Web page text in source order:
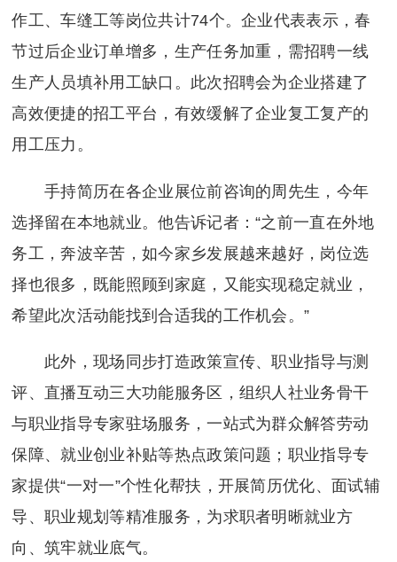
作工、车缝工等岗位共计74个。企业代表表示，春
节过后企业订单增多，生产任务加重，需招聘一线
生产人员填补用工缺口。此次招聘会为企业搭建了
高效便捷的招工平台，有效缓解了企业复工复产的
用工压力。
手持简历在各企业展位前咨询的周先生，今年
选择留在本地就业。他告诉记者：“之前一直在外地
务工，奔波辛苦，如今家乡发展越来越好，岗位选
择也很多，既能照顾到家庭，又能实现稳定就业，
希望此次活动能找到合适我的工作机会。”
此外，现场同步打造政策宣传、职业指导与测
评、直播互动三大功能服务区，组织人社业务骨干
与职业指导专家驻场服务，一站式为群众解答劳动
保障、就业创业补贴等热点政策问题；职业指导专
家提供“一对一”个性化帮扶，开展简历优化、面试辅
导、职业规划等精准服务，为求职者明晰就业方
向、筑牢就业底气。